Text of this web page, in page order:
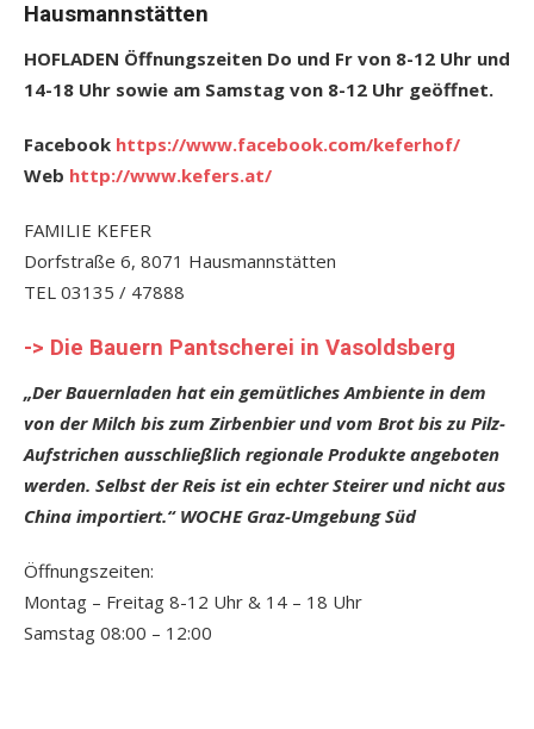
Hausmannstätten
HOFLADEN Öffnungszeiten Do und Fr von 8-12 Uhr und
14-18 Uhr sowie am Samstag von 8-12 Uhr geöffnet.
Facebook https://www.facebook.com/keferhof/
Web http://www.kefers.at/
FAMILIE KEFER
Dorfstraße 6, 8071 Hausmannstätten
TEL 03135 / 47888
-> Die Bauern Pantscherei in Vasoldsberg
„Der Bauernladen hat ein gemütliches Ambiente in dem
von der Milch bis zum Zirbenbier und vom Brot bis zu Pilz-
Aufstrichen ausschließlich regionale Produkte angeboten
werden. Selbst der Reis ist ein echter Steirer und nicht aus
China importiert.“ WOCHE Graz-Umgebung Süd
Öffnungszeiten:
Montag – Freitag 8-12 Uhr & 14 – 18 Uhr
Samstag 08:00 – 12:00